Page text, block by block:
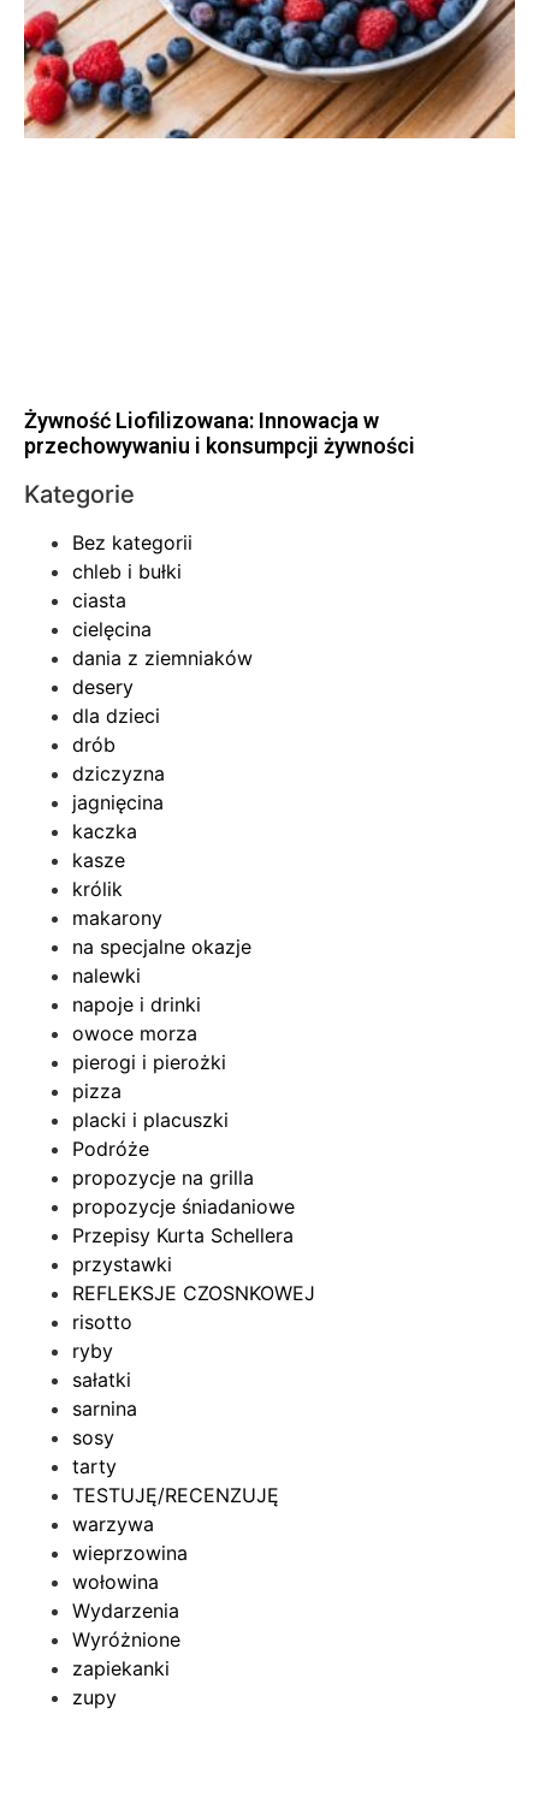
Żywność Liofilizowana: Innowacja w
przechowywaniu i konsumpcji żywności
Kategorie
Bez kategorii
chleb i bułki
ciasta
cielęcina
dania z ziemniaków
desery
dla dzieci
drób
dziczyzna
jagnięcina
kaczka
kasze
królik
makarony
na specjalne okazje
nalewki
napoje i drinki
owoce morza
pierogi i pierożki
pizza
placki i placuszki
Podróże
propozycje na grilla
propozycje śniadaniowe
Przepisy Kurta Schellera
przystawki
REFLEKSJE CZOSNKOWEJ
risotto
ryby
sałatki
sarnina
sosy
tarty
TESTUJĘ/RECENZUJĘ
warzywa
wieprzowina
wołowina
Wydarzenia
Wyróżnione
zapiekanki
zupy